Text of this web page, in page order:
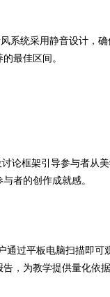
系统采用静音设计，
最佳区间。
论框架引导参与者从
者的创作成就感。
通过平板电脑扫描即
，为教学提供量化依